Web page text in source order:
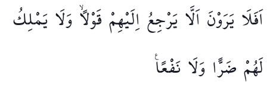
اَفَلَا يَرَوْنَاَلَّا يَرْجِعُاِلَيْهِمْ قَوْلًاۙ وَلَا يَمْلِكُ
لَهُمْضَرًّا وَلَا نَفْعًا۟